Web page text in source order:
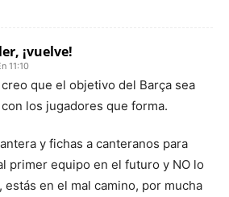
¡vuelve!
11:10
que el objetivo del Barça sea
los jugadores que forma.
y fichas a canteranos para
primer equipo en el futuro y NO lo
estás en el mal camino, por mucha